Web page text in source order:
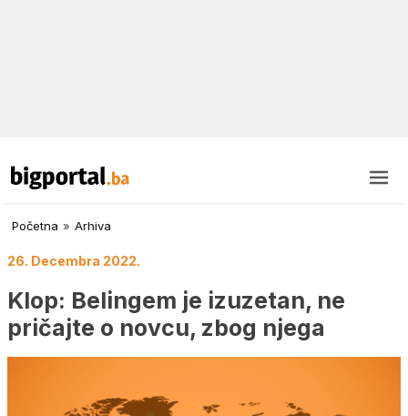
Početna » Arhiva
26. Decembra 2022.
Klop: Belingem je izuzetan, ne
pričajte o novcu, zbog njega